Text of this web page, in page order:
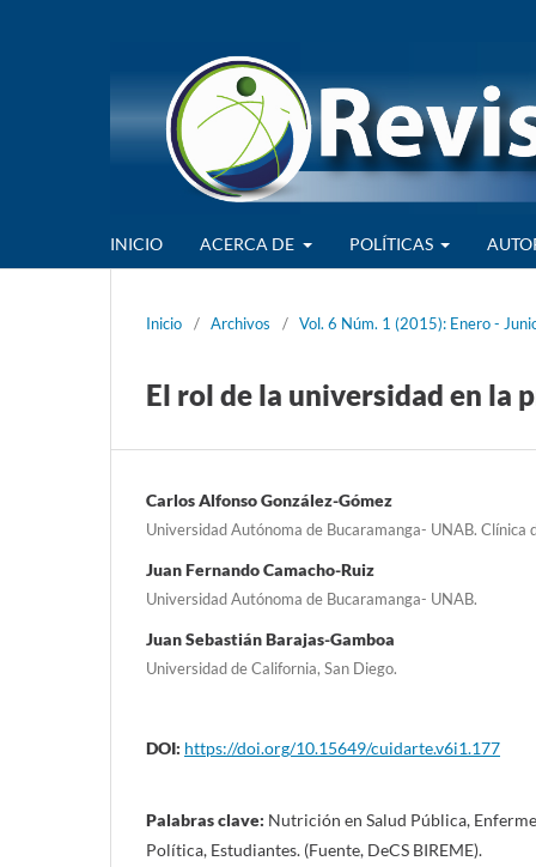
INICIO ACERCA DE POLÍTICAS
Inicio / Archivos / Vol. 6 Núm. 1 (2015): Enero -
El rol de la universidad en la
Carlos Alfonso González-Gómez
Universidad Autónoma de Bucaramanga- UNAB. Clínica
Juan Fernando Camacho-Ruiz
Universidad Autónoma de Bucaramanga- UNAB.
Juan Sebastián Barajas-Gamboa
Universidad de California, San Diego.
DOI: https://doi.org/10.15649/cuidarte.v6i1.177
Palabras clave: Nutrición en Salud Pública,
Política, Estudiantes. (Fuente, DeCS BIREME).